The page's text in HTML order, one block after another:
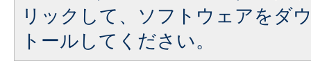
リックして、ソフトウェアをダ
トールしてください。